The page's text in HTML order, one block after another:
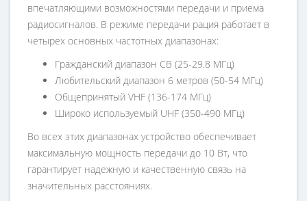
впечатляющими возможностями передачи и приема
радиосигналов. В режиме передачи рация работает в
четырех основных частотных диапазонах:
Гражданский диапазон CB (25-29.8 МГц)
Любительский диапазон 6 метров (50-54 МГц)
Общепринятый VHF (136-174 МГц)
Широко используемый UHF (350-490 МГц)
Во всех этих диапазонах устройство обеспечивает
максимальную мощность передачи до 10 Вт, что
гарантирует надежную и качественную связь на
значительных расстояниях.